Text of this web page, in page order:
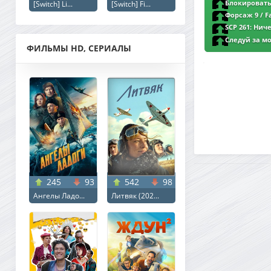
[Switch] Li... [Switch] Fi...
ФИЛЬМЫ HD, СЕРИАЛЫ
245 93
Ангелы Ладо...
542 98
Литвяк (202...
WEBRip 2160p |
WEBRip 2160p |
Форсаж 9 /
Трейлер №1
SCP 261:
2160p | 4K | L2
Следуй за
Voice (2025) UHD